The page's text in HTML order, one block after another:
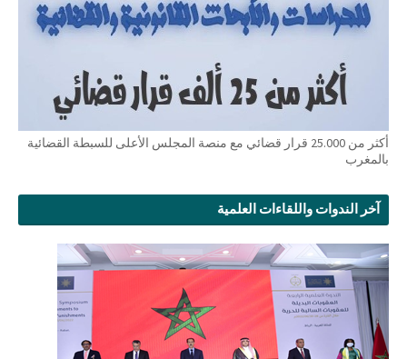
أكثر من 25.000 قرار قضائي مع منصة المجلس الأعلى للسبطة القضائية
بالمغرب
آخر الندوات واللقاءات العلمية